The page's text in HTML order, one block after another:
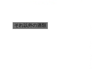
それ以外の酒類